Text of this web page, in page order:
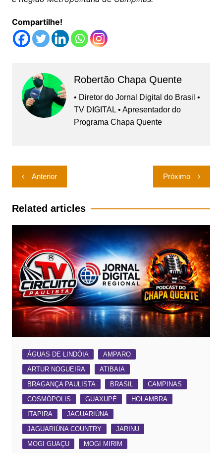
Compartilhe!
Robertão Chapa Quente
• Diretor do Jornal Digital do Brasil •
TV DIGITAL • Apresentador do
Programa Chapa Quente
Navegação
de
Post
Anterior Próximo
Related articles
ÁGUAS DE LINDÓIA
AMPARO
ARTUR NOGUEIRA
ATIBAIA
BRAGANÇA PAULISTA
BRASIL
CAMPINAS
COSMÓPOLIS
GUAXUPÉ
HOLAMBRA
ITAPIRA
JAGUARIÚNA
JAGUARIÚNA COUNTRY
JARINU
MOGI GUAÇU
MOGI MIRIM